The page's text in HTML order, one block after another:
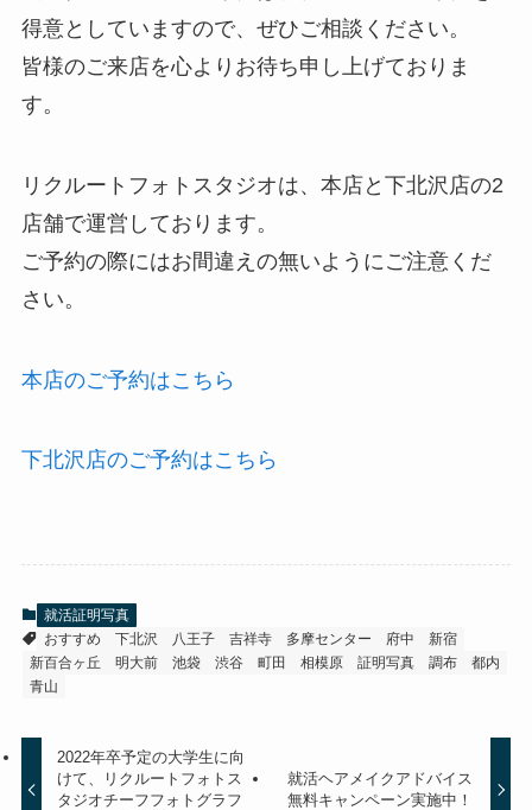
得意としていますので、ぜひご相談ください。
皆様のご来店を心よりお待ち申し上げておりま
す。
リクルートフォトスタジオは、本店と下北沢店の2
店舗で運営しております。
ご予約の際にはお間違えの無いようにご注意くだ
さい。
本店のご予約はこちら
下北沢店のご予約はこちら
就活証明写真
おすすめ
下北沢 八王子 吉祥寺 多摩センター 府中
新宿
新百合ヶ丘
明大前 池袋 渋谷 町田 相模原 証明写真 調布
都内
青山
2022年卒予定の大学生に向
けて、リクルートフォトス
タジオチーフフォトグラフ
就活ヘアメイクアドバイス
無料キャンペーン実施中！